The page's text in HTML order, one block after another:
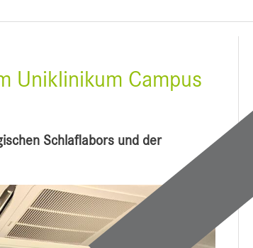
Uniklinikum Campus
Schlaflabors und der